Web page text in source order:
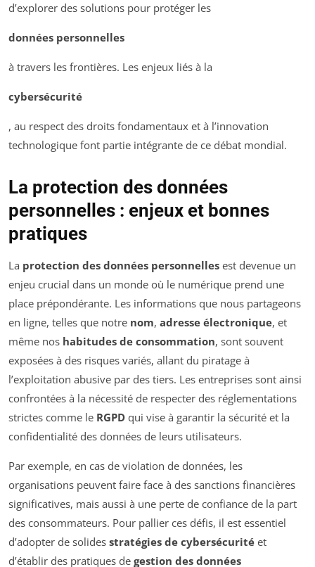
d’explorer des solutions pour protéger les
données personnelles
à travers les frontières. Les enjeux liés à la
cybersécurité
, au respect des droits fondamentaux et à l’innovation
technologique font partie intégrante de ce débat mondial.
La protection des données
personnelles : enjeux et bonnes
pratiques
La protection des données personnelles est devenue un
enjeu crucial dans un monde où le numérique prend une
place prépondérante. Les informations que nous partageons
en ligne, telles que notre nom, adresse électronique, et
même nos habitudes de consommation, sont souvent
exposées à des risques variés, allant du piratage à
l’exploitation abusive par des tiers. Les entreprises sont ainsi
confrontées à la nécessité de respecter des réglementations
strictes comme le RGPD qui vise à garantir la sécurité et la
confidentialité des données de leurs utilisateurs.
Par exemple, en cas de violation de données, les
organisations peuvent faire face à des sanctions financières
significatives, mais aussi à une perte de confiance de la part
des consommateurs. Pour pallier ces défis, il est essentiel
d’adopter de solides stratégies de cybersécurité et
d’établir des pratiques de gestion des données